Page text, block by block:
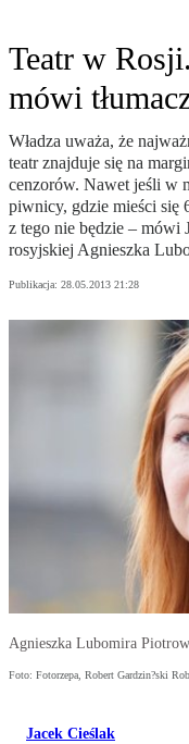
Teatr w
mówi
Władza uważa, że
teatr znajduje się na
cenzorów. Nawet jeśli w
piwnicy, gdzie mieści się
z tego nie będzie – mówi
rosyjskiej Agnieszka
Publikacja: 28.05.2013 21:28
Agnieszka Lubomira
Foto: Fotorzepa, Robert Gardzin?ski
Jacek Cieślak